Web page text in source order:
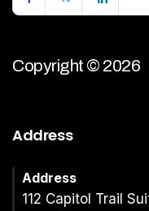
Copyright © 2026
Address
Address
112 Capitol Trail